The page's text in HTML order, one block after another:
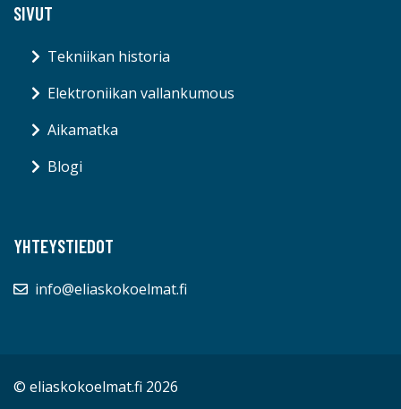
SIVUT
Tekniikan historia
Elektroniikan vallankumous
Aikamatka
Blogi
YHTEYSTIEDOT
info@eliaskokoelmat.fi
© eliaskokoelmat.fi 2026